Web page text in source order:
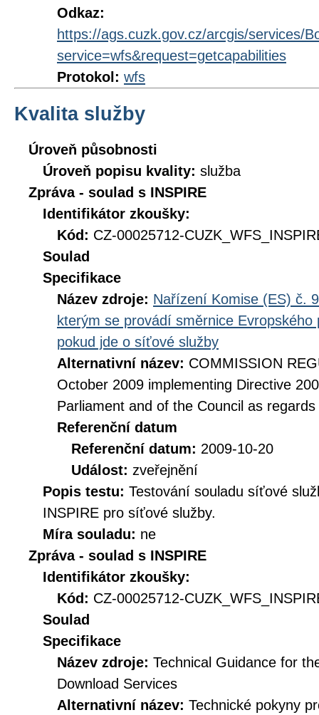
Odkaz:
https://ags.cuzk.gov.cz/arcgis/services/
service=wfs&request=getcapabilities
Protokol: wfs
Kvalita služby
Úroveň působnosti
Úroveň popisu kvality: služba
Zpráva - soulad s INSPIRE
Identifikátor zkoušky:
Kód: CZ-00025712-
Soulad
Specifikace
Název zdroje: Nařízení Komise (ES) č.
kterým se provádí směrnice
pokud jde o síťové služby
Alternativní název: COMMISSION
October 2009 implementing Directive
Parliament and of the Council as
Referenční datum
Referenční datum: 2009-10-20
Událost: zveřejnění
Popis testu: Testování souladu síťové
INSPIRE pro síťové služby.
Míra souladu: ne
Zpráva - soulad s INSPIRE
Identifikátor zkoušky:
Kód: CZ-00025712-
Soulad
Specifikace
Název zdroje: Technical Guidance for
Download Services
Alternativní název: Technické pokyny